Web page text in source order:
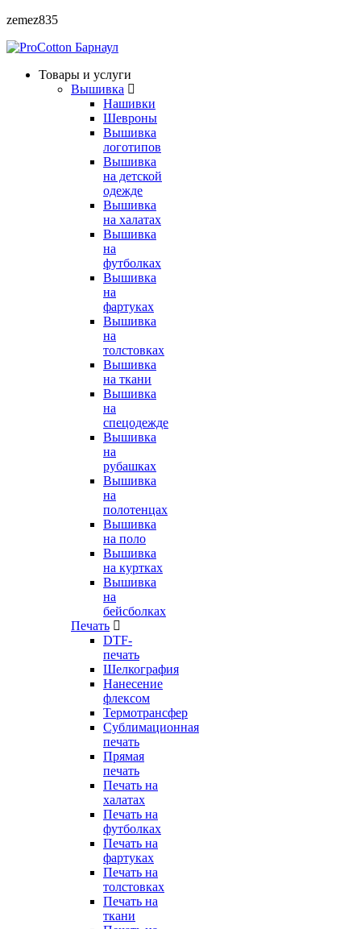
zemez835
Барнаул
Товары и услуги
Вышивка
Нашивки
Шевроны
Вышивка
логотипов
Вышивка
на детской
одежде
Вышивка
на халатах
Вышивка
на
футболках
Вышивка
на
фартуках
Вышивка
на
толстовках
Вышивка
на ткани
Вышивка
на
спецодежде
Вышивка
на
рубашках
Вышивка
на
полотенцах
Вышивка
на поло
Вышивка
на куртках
Вышивка
на
бейсболках
Печать
DTF-
печать
Шелкография
Нанесение
флексом
Термотрансфер
Сублимационная
печать
Прямая
печать
Печать на
халатах
Печать на
футболках
Печать на
фартуках
Печать на
толстовках
Печать на
ткани